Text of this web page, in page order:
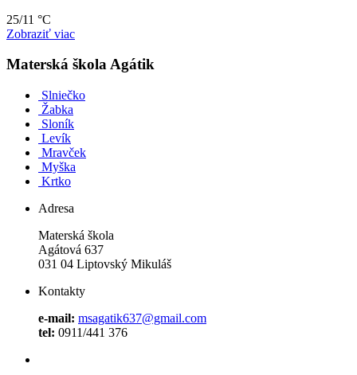
25/11 °C
Zobraziť viac
Materská škola Agátik
Slniečko
Žabka
Sloník
Levík
Mravček
Myška
Krtko
Adresa
Materská škola
Agátová 637
031 04 Liptovský Mikuláš
Kontakty
e-mail: msagatik637@gmail.com
tel: 0911/441 376